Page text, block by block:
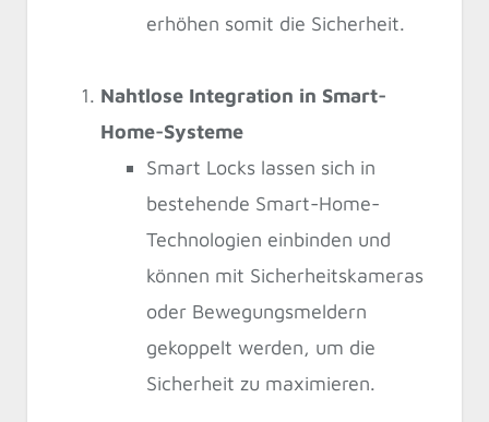
erhöhen somit die Sicherheit.
Nahtlose Integration in Smart-
Home-Systeme
Smart Locks lassen sich in
bestehende Smart-Home-
Technologien einbinden und
können mit Sicherheitskameras
oder Bewegungsmeldern
gekoppelt werden, um die
Sicherheit zu maximieren.